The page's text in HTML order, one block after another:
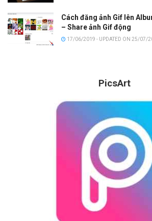
Cách đăng ảnh Gif lên
– Share ảnh Gif động
17/06/2019 - UPDATED ON 25/07/
PicsArt